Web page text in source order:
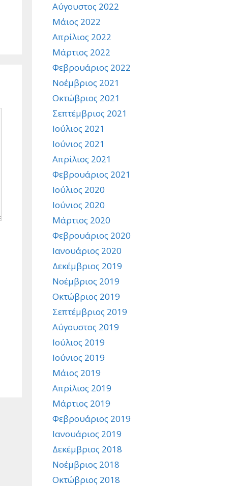
Αύγουστος 2022
Μάιος 2022
Απρίλιος 2022
Μάρτιος 2022
Φεβρουάριος 2022
Νοέμβριος 2021
Οκτώβριος 2021
Σεπτέμβριος 2021
Ιούλιος 2021
Ιούνιος 2021
Απρίλιος 2021
Φεβρουάριος 2021
Ιούλιος 2020
Ιούνιος 2020
Μάρτιος 2020
Φεβρουάριος 2020
Ιανουάριος 2020
Δεκέμβριος 2019
Νοέμβριος 2019
Οκτώβριος 2019
Σεπτέμβριος 2019
Αύγουστος 2019
Ιούλιος 2019
Ιούνιος 2019
Μάιος 2019
Απρίλιος 2019
Μάρτιος 2019
Φεβρουάριος 2019
Ιανουάριος 2019
Δεκέμβριος 2018
Νοέμβριος 2018
Οκτώβριος 2018